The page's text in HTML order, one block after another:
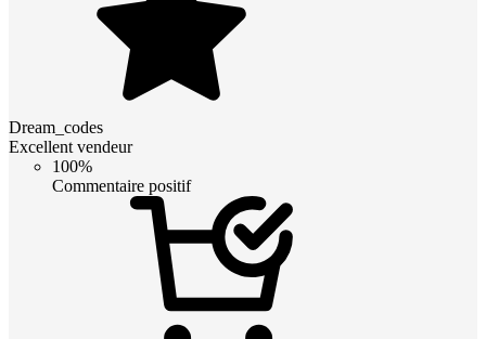
Dream_codes
Excellent vendeur
100%
Commentaire positif